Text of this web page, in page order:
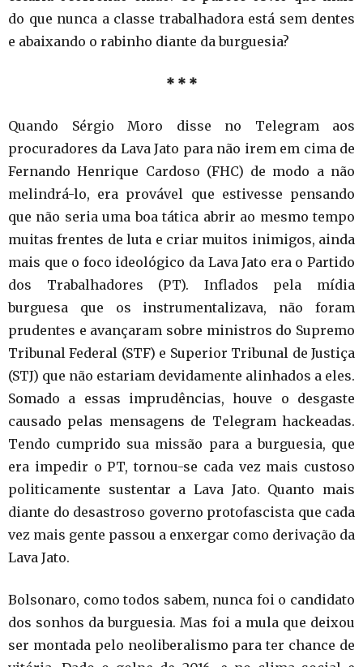
do que nunca a classe trabalhadora está sem dentes
e abaixando o rabinho diante da burguesia?
* * *
Quando Sérgio Moro disse no Telegram aos
procuradores da Lava Jato para não irem em cima de
Fernando Henrique Cardoso (FHC) de modo a não
melindrá-lo, era provável que estivesse pensando
que não seria uma boa tática abrir ao mesmo tempo
muitas frentes de luta e criar muitos inimigos, ainda
mais que o foco ideológico da Lava Jato era o Partido
dos Trabalhadores (PT). Inflados pela mídia
burguesa que os instrumentalizava, não foram
prudentes e avançaram sobre ministros do Supremo
Tribunal Federal (STF) e Superior Tribunal de Justiça
(STJ) que não estariam devidamente alinhados a eles.
Somado a essas imprudências, houve o desgaste
causado pelas mensagens de Telegram hackeadas.
Tendo cumprido sua missão para a burguesia, que
era impedir o PT, tornou-se cada vez mais custoso
politicamente sustentar a Lava Jato. Quanto mais
diante do desastroso governo protofascista que cada
vez mais gente passou a enxergar como derivação da
Lava Jato.
Bolsonaro, como todos sabem, nunca foi o candidato
dos sonhos da burguesia. Mas foi a mula que deixou
ser montada pelo neoliberalismo para ter chance de